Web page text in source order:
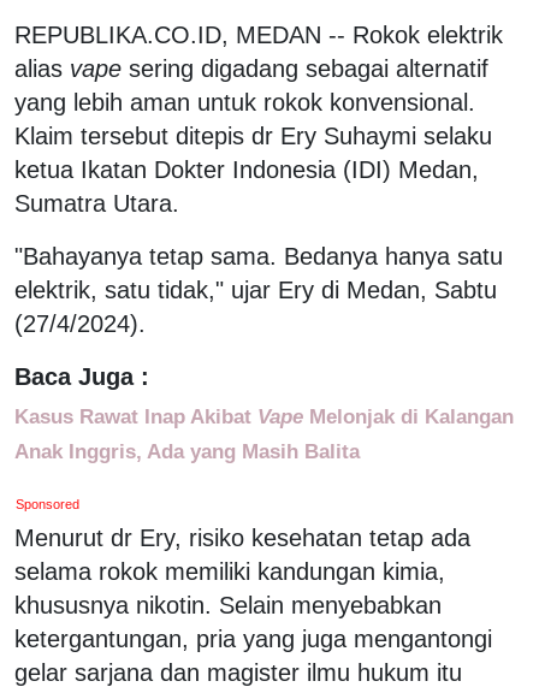
REPUBLIKA.CO.ID, MEDAN -- Rokok elektrik
alias vape sering digadang sebagai alternatif
yang lebih aman untuk rokok konvensional.
Klaim tersebut ditepis dr Ery Suhaymi selaku
ketua Ikatan Dokter Indonesia (IDI) Medan,
Sumatra Utara.
"Bahayanya tetap sama. Bedanya hanya satu
elektrik, satu tidak," ujar Ery di Medan, Sabtu
(27/4/2024).
Baca Juga :
Kasus Rawat Inap Akibat Vape Melonjak di Kalangan
Anak Inggris, Ada yang Masih Balita
Sponsored
Menurut dr Ery, risiko kesehatan tetap ada
selama rokok memiliki kandungan kimia,
khususnya nikotin. Selain menyebabkan
ketergantungan, pria yang juga mengantongi
gelar sarjana dan magister ilmu hukum itu